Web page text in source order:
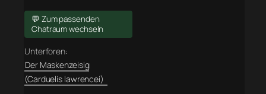
💬 Zum passenden
Chatraum wechseln
Unterforen:
Der Maskenzeisig
(Carduelis lawrencei)